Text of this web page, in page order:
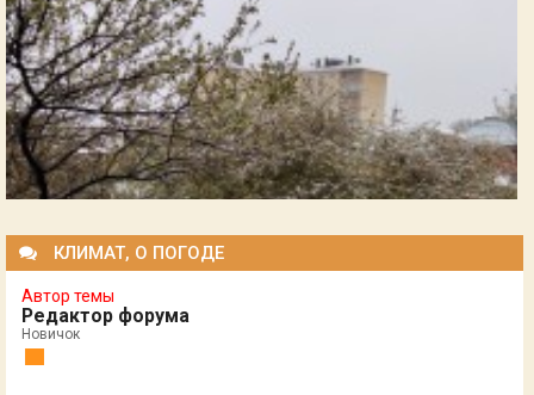
КЛИМАТ, О ПОГОДЕ
Автор темы
Редактор форума
Новичок